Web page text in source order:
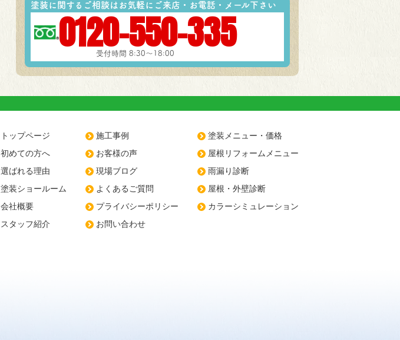
塗装に関するご相談はお気軽にご来店・お電話・メール下さい
0120-550-335
受付時間 8:30～18:00
トップページ
初めての方へ
選ばれる理由
塗装ショールーム
会社概要
スタッフ紹介
施工事例
お客様の声
現場ブログ
よくあるご質問
プライバシーポリシー
お問い合わせ
塗装メニュー・価格
屋根リフォームメニュー
雨漏り診断
屋根・外壁診断
カラーシミュレーション